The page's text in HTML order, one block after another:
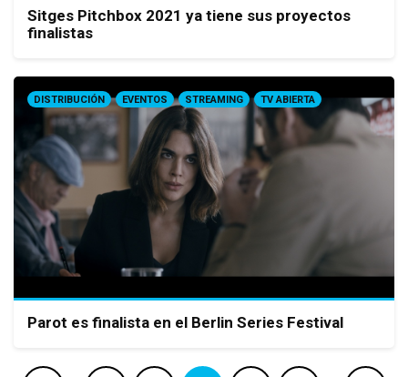
Sitges Pitchbox 2021 ya tiene sus proyectos
finalistas
DISTRIBUCIÓN EVENTOS STREAMING TV ABIERTA
Parot es finalista en el Berlin Series Festival